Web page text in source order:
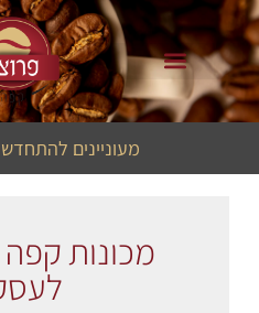
מעוניינים
מכונות קפה